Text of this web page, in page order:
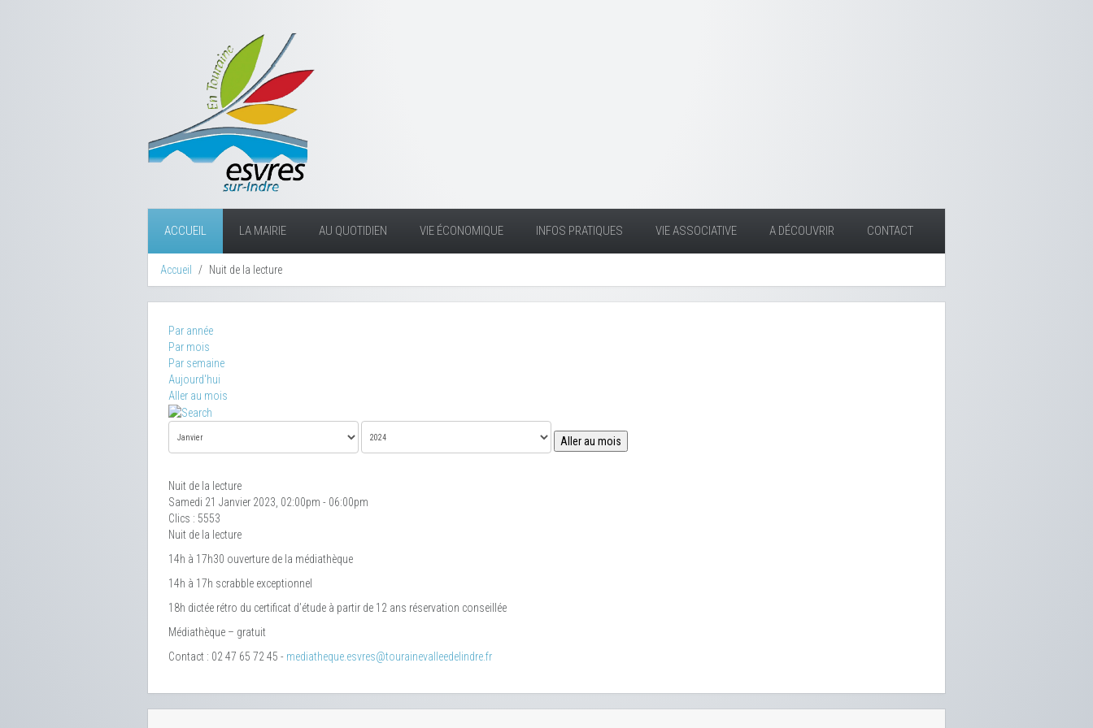
ACCUEIL LA MAIRIE AU QUOTIDIEN VIE ÉCONOMIQUE INFOS PRATIQUES VIE ASSOCIATIVE A DÉCOUVRIR CONTACT
Accueil Nuit de la lecture
Par année
Par mois
Par semaine
Aujourd'hui
Aller au mois
Aller au mois
Nuit de la lecture
Samedi 21 Janvier 2023, 02:00pm - 06:00pm
Clics : 5553
Nuit de la lecture
14h à 17h30 ouverture de la médiathèque
14h à 17h scrabble exceptionnel
18h dictée rétro du certificat d’étude à partir de 12 ans réservation conseillée
Médiathèque – gratuit
Contact : 02 47 65 72 45 - mediatheque.esvres@tourainevalleedelindre.fr